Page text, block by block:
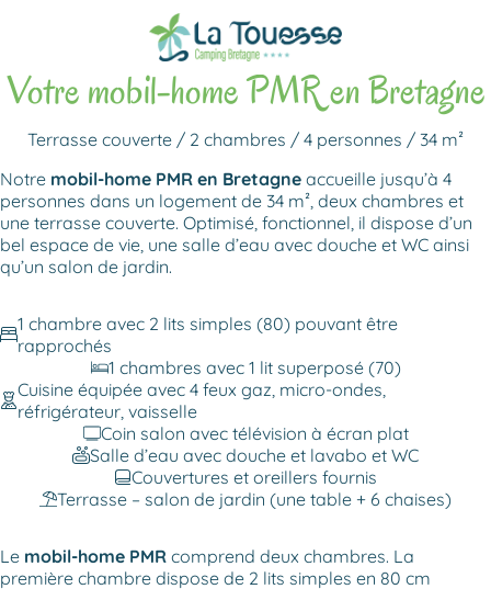
Revenir aux locations
Votre mobil-home PMR en Bretagne
Terrasse couverte / 2 chambres / 4 personnes / 34 m²
Notre mobil-home PMR en Bretagne accueille jusqu’à 4
personnes dans un logement de 34 m², deux chambres et
une terrasse couverte. Optimisé, fonctionnel, il dispose d’un
bel espace de vie, une salle d’eau avec douche et WC ainsi
qu’un salon de jardin.
1 chambre avec 2 lits simples (80) pouvant être
rapprochés
1 chambres avec 1 lit superposé (70)
Cuisine équipée avec 4 feux gaz, micro-ondes,
réfrigérateur, vaisselle
Coin salon avec télévision à écran plat
Salle d’eau avec douche et lavabo et WC
Couvertures et oreillers fournis
Terrasse – salon de jardin (une table + 6 chaises)
Le mobil-home PMR comprend deux chambres. La
première chambre dispose de 2 lits simples en 80 cm